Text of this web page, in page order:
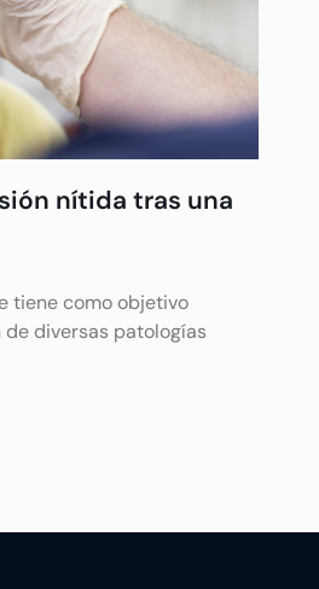
nítida tras una
tiene como objetivo
diversas patologías